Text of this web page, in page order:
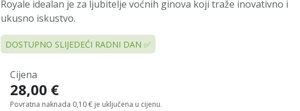
Royale idealan je za ljubitelje voćnih ginova koji traže inovativno i
ukusno iskustvo.
DOSTUPNO SLIJEDEĆI RADNI DAN ✅
Cijena
28,00 €
Povratna naknada 0,10 € je uključena u cijenu.